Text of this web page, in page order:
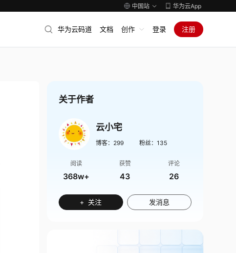
中国站 华为云App
华为云码道 文档 创作 登录 注册
关于作者
云小宅
博客： 299 粉丝： 135
阅读
368w+
获赞
43
评论
26
+ 关注 发消息